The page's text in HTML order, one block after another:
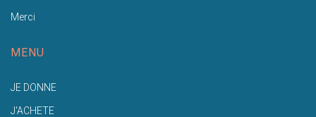
Merci
MENU
JE DONNE
J'ACHETE